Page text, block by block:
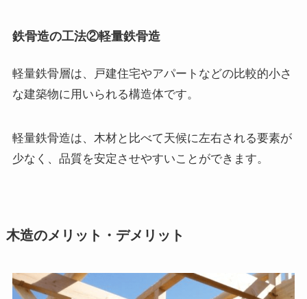
鉄骨造の工法②軽量鉄骨造
軽量鉄骨層は、戸建住宅やアパートなどの比較的小さ
な建築物に用いられる構造体です。
軽量鉄骨造は、木材と比べて天候に左右される要素が
少なく、品質を安定させやすいことができます。
木造のメリット・デメリット